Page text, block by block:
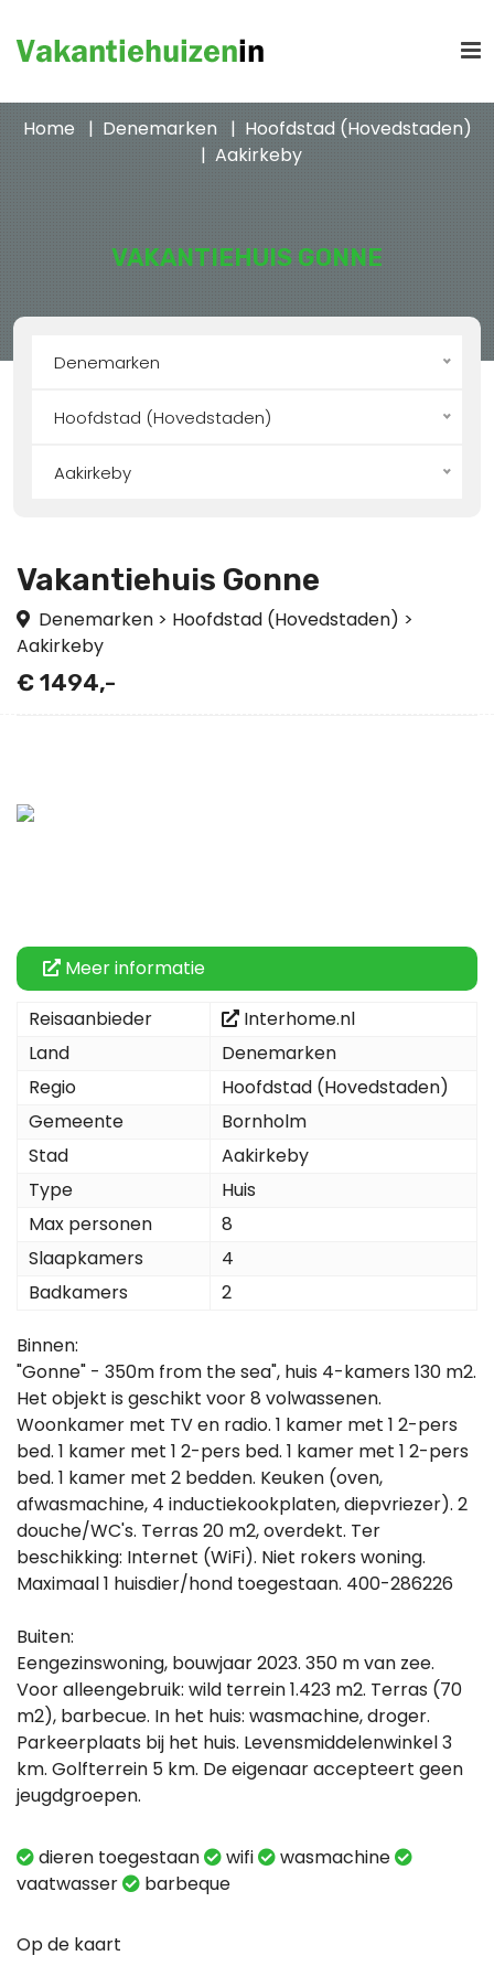
VAKANTIEHUIS GONNE
Home Denemarken
Hoofdstad (Hovedstaden)
Aakirkeby
Denemarken
Hoofdstad (Hovedstaden)
Aakirkeby
Vakantiehuis Gonne
Denemarken > Hoofdstad (Hovedstaden) >
Aakirkeby
€ 1494,-
Meer informatie
Reisaanbieder
Interhome.nl
Land
Denemarken
Regio
Hoofdstad (Hovedstaden)
Gemeente
Bornholm
Stad
Aakirkeby
Type
Huis
Max personen
8
Slaapkamers
4
Badkamers
2
Binnen:
"Gonne" - 350m from the sea", huis 4-kamers 130 m2.
Het objekt is geschikt voor 8 volwassenen.
Woonkamer met TV en radio. 1 kamer met 1 2-pers
bed. 1 kamer met 1 2-pers bed. 1 kamer met 1 2-pers
bed. 1 kamer met 2 bedden. Keuken (oven,
afwasmachine, 4 inductiekookplaten, diepvriezer). 2
douche/WC's. Terras 20 m2, overdekt. Ter
beschikking: Internet (WiFi). Niet rokers woning.
Maximaal 1 huisdier/hond toegestaan. 400-286226
Buiten:
Eengezinswoning, bouwjaar 2023. 350 m van zee.
Voor alleengebruik: wild terrein 1.423 m2. Terras (70
m2), barbecue. In het huis: wasmachine, droger.
Parkeerplaats bij het huis. Levensmiddelenwinkel 3
km. Golfterrein 5 km. De eigenaar accepteert geen
jeugdgroepen.
dieren toegestaan wifi
wasmachine
vaatwasser
barbeque
Op de kaart